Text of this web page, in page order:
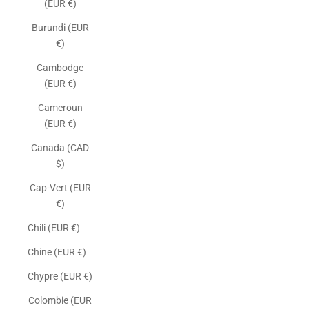
(EUR €)
Burundi (EUR
€)
Cambodge
(EUR €)
Cameroun
(EUR €)
Canada (CAD
$)
Cap-Vert (EUR
€)
Chili (EUR €)
Chine (EUR €)
Chypre (EUR €)
Colombie (EUR